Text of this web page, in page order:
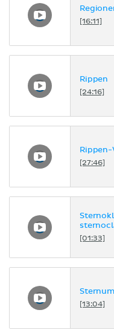
[16:11]
Rippen
[24:16]
[27:46]
[01:33]
Sternum
[13:04]